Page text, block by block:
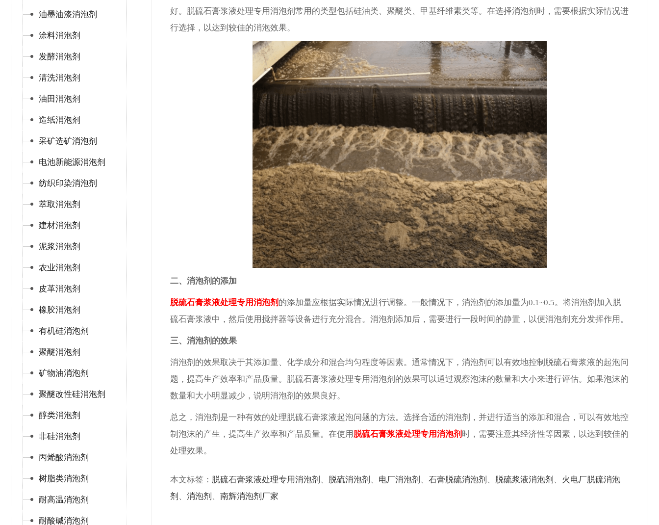
油墨油漆消泡剂
涂料消泡剂
发酵消泡剂
清洗消泡剂
油田消泡剂
造纸消泡剂
采矿选矿消泡剂
电池新能源消泡剂
纺织印染消泡剂
萃取消泡剂
建材消泡剂
泥浆消泡剂
农业消泡剂
皮革消泡剂
橡胶消泡剂
有机硅消泡剂
聚醚消泡剂
矿物油消泡剂
聚醚改性硅消泡剂
醇类消泡剂
非硅消泡剂
丙烯酸消泡剂
树脂类消泡剂
耐高温消泡剂
耐酸碱消泡剂
好。脱硫石膏浆液处理专用消泡剂常用的类型包括硅油类、聚醚类、甲基纤维素类等。在选择消泡剂时，需要根据实际情况进
行选择，以达到较佳的消泡效果。
二、 消泡剂的添加
脱硫石膏浆液处理专用消泡剂 的添加量应根据实际情况进行调整。一般情况下，消泡剂的添加量为0.1~0.5。将消泡剂加入脱
硫石膏浆液中，然后使用搅拌器等设备进行充分混合。消泡剂添加后，需要进行一段时间的静置，以便消泡剂充分发挥作用。
三、 消泡剂的效果
消泡剂的效果取决于其添加量、化学成分和混合均匀程度等因素。通常情况下，消泡剂可以有效地控制脱硫石膏浆液的起泡问
题，提高生产效率和产品质量。脱硫石膏浆液处理专用消泡剂的效果可以通过观察泡沫的数量和大小来进行评估。如果泡沫的
数量和大小明显减少，说明消泡剂的效果良好。
总之，消泡剂是一种有效的处理脱硫石膏浆液起泡问题的方法。选择合适的消泡剂，并进行适当的添加和混合，可以有效地控
制泡沫的产生，提高生产效率和产品质量。在使用 脱硫石膏浆液处理专用消泡剂 时，需要注意其经济性等因素，以达到较佳的
处理效果。
本文标签： 脱硫石膏浆液处理专用消泡剂 脱硫消泡剂 电厂消泡剂 石膏脱硫消泡剂 脱硫浆液消泡剂
火电厂脱硫消泡
剂
消泡剂 南辉消泡剂厂家